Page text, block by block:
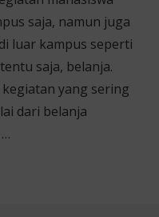
saja, namun juga
luar kampus seperti
saja, belanja.
yang sering
dari belanja